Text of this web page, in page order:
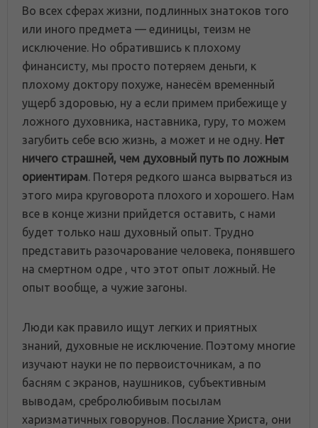
Во всех сферах жизни, подлинных знатоков того
или иного предмета — единицы, теизм не
исключение. Но обратившись к плохому
финансисту, мы просто потеряем деньги, к
плохому доктору похуже, нанесём временный
ущерб здоровью, ну а если примем прибежище у
ложного духовника, наставника, гуру, то можем
загубить себе всю жизнь, а может и не одну. Нет
ничего страшней, чем духовный путь по ложным
ориентирам. Потеря редкого шанса вырваться из
этого мира круговорота плохого и хорошего. Нам
все в конце жизни прийдется оставить, с нами
будет только наш духовный опыт. Трудно
представить разочарование человека, понявшего
на смертном одре , что этот опыт ложный. Не
опыт вообще, а чужие загоны.
Люди как правило ищут легких и приятных
знаний, духовные не исключение. Поэтому многие
изучают науки не по первоисточникам, а по
басням с экранов, наушников, субъективным
выводам, сребролюбивым посылам
харизматичных говорунов. Послание Христа, они